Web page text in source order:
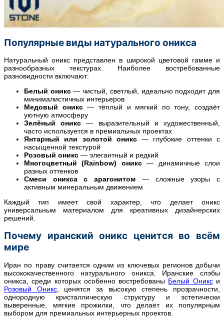
Популярные виды натурального оникса
Натуральный оникс представлен в широкой цветовой гамме и
разнообразных текстурах. Наиболее востребованные
разновидности включают:
Белый оникс— чистый, светлый, идеально подходит для
минималистичных интерьеров
Медовый оникс— тёплый и мягкий по тону, создаёт
уютную атмосферу
Зелёный оникс — выразительный и художественный,
часто используется в премиальных проектах
Янтарный или золотой оникс— глубокие оттенки с
насыщенной текстурой
Розовый оникс — элегантный и редкий
Многоцветный (Rainbow) оникс— динамичные слои
разных оттенков
Смеси оникса с арагонитом — сложные узоры с
активным минеральным движением
Каждый тип имеет свой характер, что делает оникс
универсальным материалом для креативных дизайнерских
решений.
Почему иранский оникс ценится во всём
мире
Иран по праву считается одним из ключевых регионов добычи
высококачественного натурального оникса. Иранские слэбы
оникса, среди которых особенно востребованы Белый Оникси
Розовый Оникс, ценятся за высокую степень прозрачности,
однородную кристаллическую структуру и эстетически
выверенные, мягкие прожилки, что делает их популярным
выбором для премиальных интерьерных проектов.